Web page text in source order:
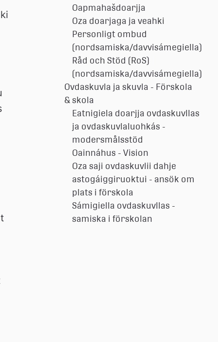
Oapmahašdoarjja
Oza doarjaga ja veahki
Personligt ombud
(nordsamiska/davvisámegiella)
Råd och Stöd (RoS)
(nordsamiska/davvisámegiella)
Ovdaskuvla ja skuvla - Förskola
& skola
Eatnigiela doarjja ovdaskuvllas
ja ovdaskuvlaluohkás -
modersmålsstöd
Oainnáhus - Vision
Oza saji ovdaskuvlii dahje
astogáiggiruoktui - ansök om
plats i förskola
Sámigiella ovdaskuvllas -
samiska i förskolan